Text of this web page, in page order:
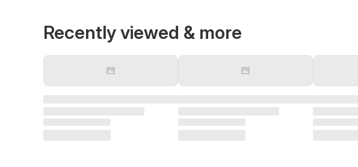
Recently viewed & more